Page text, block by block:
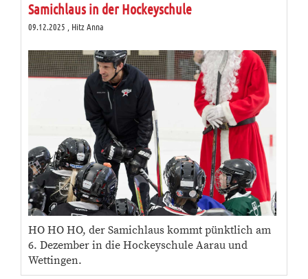
Samichlaus in der Hockeyschule
09.12.2025 , Hitz Anna
HO HO HO, der Samichlaus kommt pünktlich am
6. Dezember in die Hockeyschule Aarau und
Wettingen.